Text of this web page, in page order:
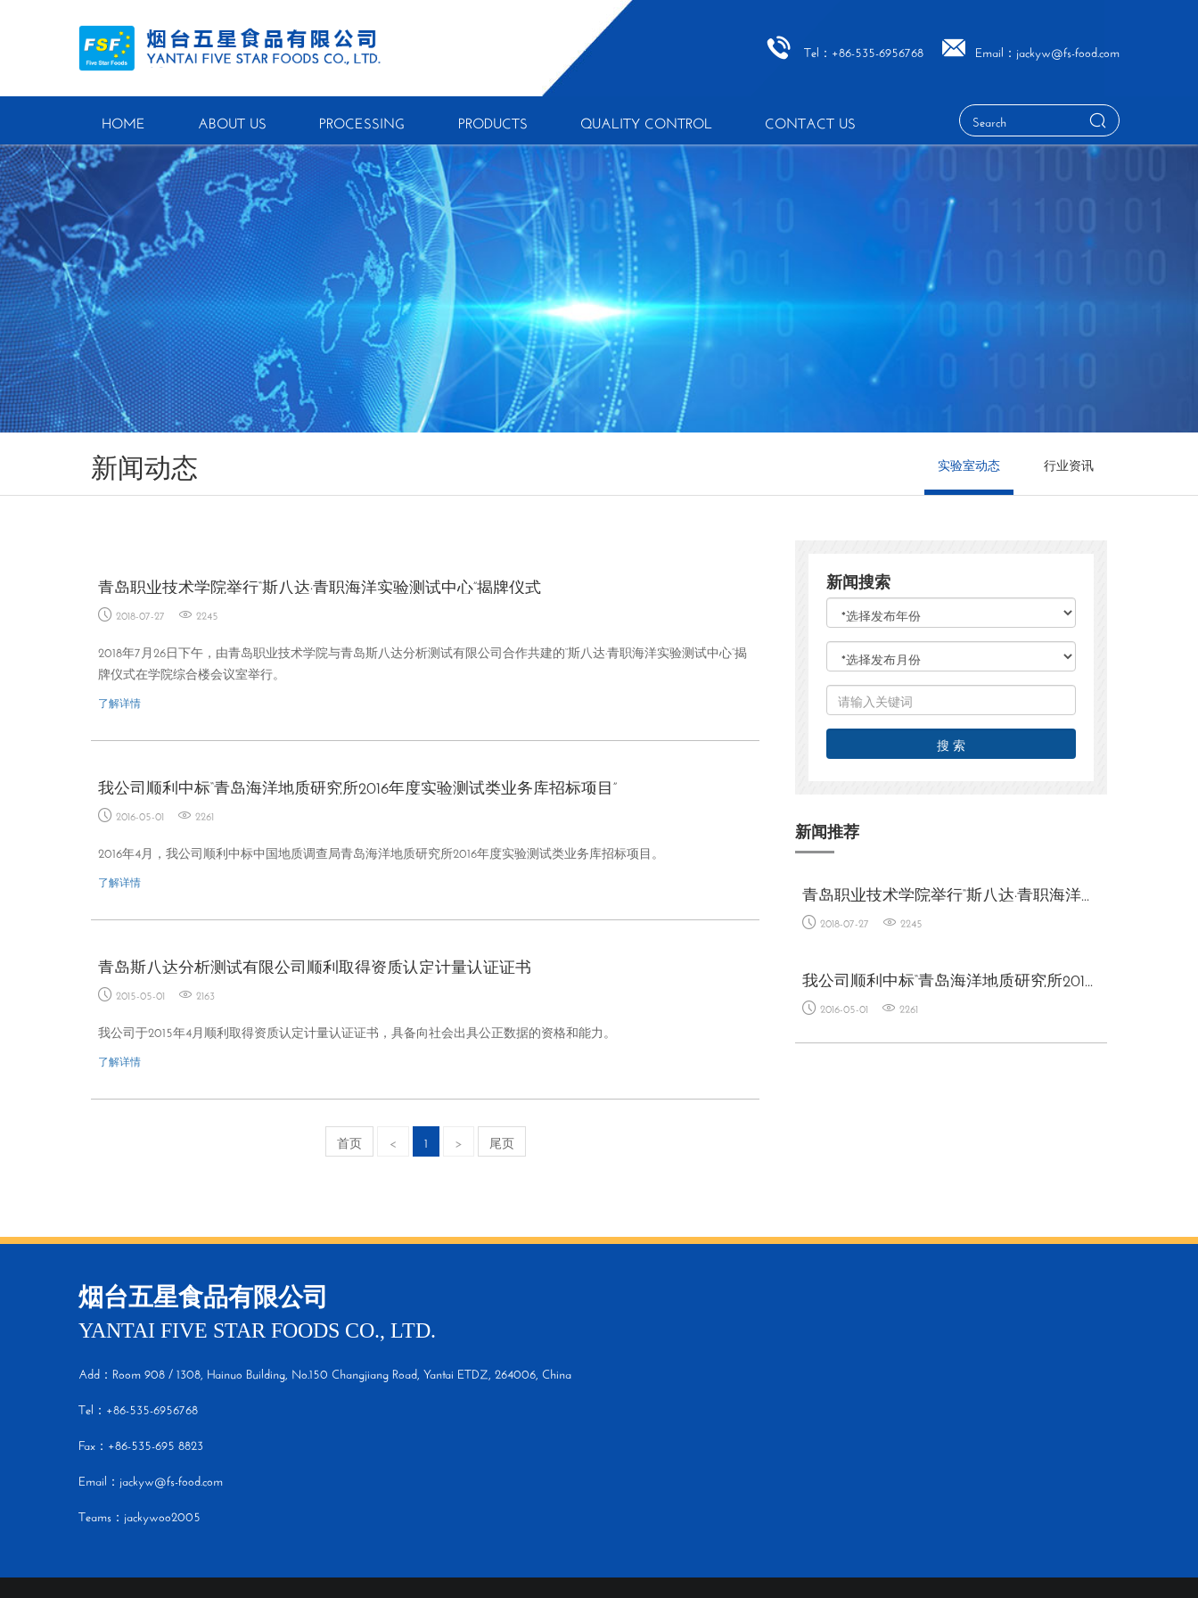
Tel：+86-535-6956768 Email：jackyw@fs-food.com
HOME ABOUT US PROCESSING PRODUCTS QUALITY CONTROL CONTACT US
新闻动态 实验室动态 行业资讯
青岛职业技术学院举行“斯八达·青职海洋实验测试中心”揭牌仪式
2018-07-27 2245
2018年7月26日下午，由青岛职业技术学院与青岛斯八达分析测试有限公司合作共建的“斯八达·青职海洋实验测试中心”揭
牌仪式在学院综合楼会议室举行。
了解详情
我公司顺利中标“青岛海洋地质研究所2016年度实验测试类业务库招标项目”
2016-05-01 2261
2016年4月，我公司顺利中标中国地质调查局青岛海洋地质研究所2016年度实验测试类业务库招标项目。
了解详情
青岛斯八达分析测试有限公司顺利取得资质认定计量认证证书
2015-05-01 2163
我公司于2015年4月顺利取得资质认定计量认证证书，具备向社会出具公正数据的资格和能力。
了解详情
首页 < 1 > 尾页
新闻搜索
搜 索
新闻推荐
2018-07-27 2245
2016-05-01 2261
烟台五星食品有限公司
YANTAI FIVE STAR FOODS CO., LTD.
Add：Room 908 / 1308, Hainuo Building, No.150 Changjiang Road, Yantai ETDZ, 264006, China
Tel：+86-535-6956768
Fax：+86-535-695 8823
Email：jackyw@fs-food.com
Teams：jackywoo2005